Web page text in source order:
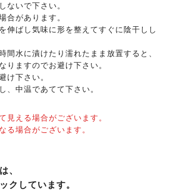
ないで下さい。
合があります。
伸ばし気味に形を整えてすぐに陰干しし
間水に漬けたり濡れたまま放置すると、
りますのでお避け下さい。
け下さい。
、中温であてて下さい。
見える場合がございます。
る場合がございます。
、
クしています。